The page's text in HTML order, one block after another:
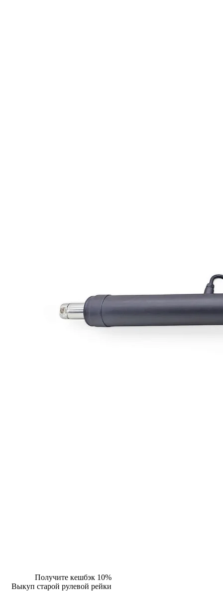
Получите кешбэк 10%
Выкуп старой рулевой рейки